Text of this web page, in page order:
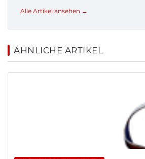
Alle Artikel ansehen →
ÄHNLICHE ARTIKEL